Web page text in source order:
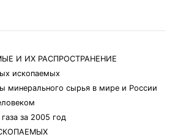
И ИХ РАСПРОСТРАНЕНИЕ
ископаемых
минерального сырья в мире и России
за 2005 год